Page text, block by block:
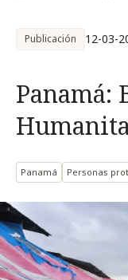
Publicación 12-03-
Panamá:
Panamá Personas